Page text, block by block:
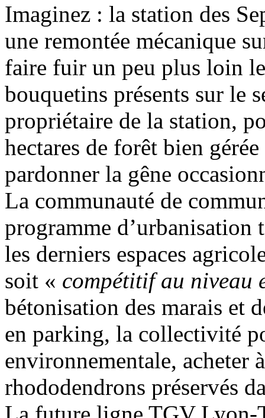
Imaginez : la station des
une remontée mécanique
faire fuir un peu plus loin
bouquetins présents sur le
propriétaire de la station,
hectares de forêt bien
pardonner la gêne
La communauté de
programme d’urbanisation
les derniers espaces
soit « compétitif au niveau
bétonisation des marais et
en parking, la collectivité
environnementale, acheter
rhododendrons préservés